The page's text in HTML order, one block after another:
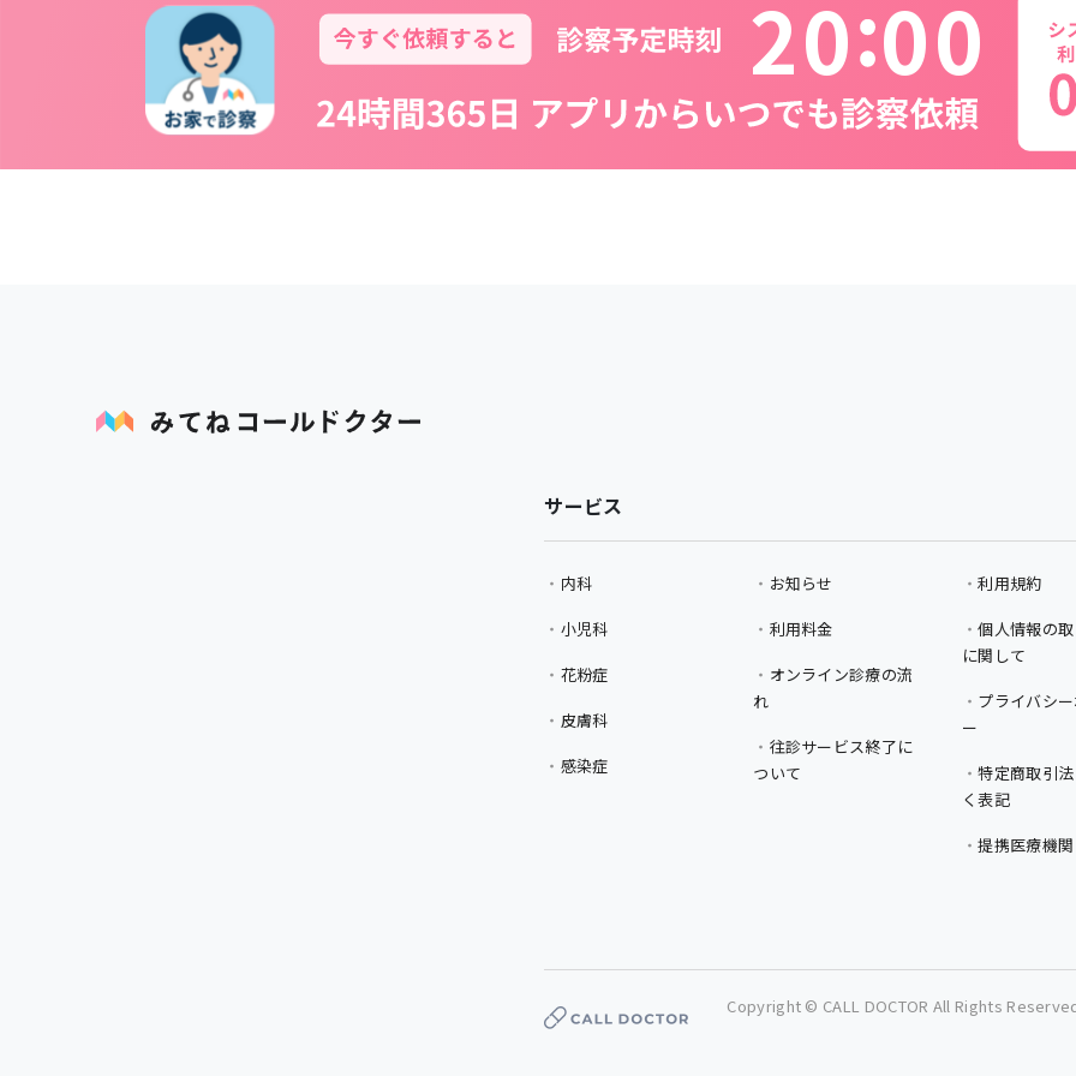
20 00
サービス
内科
小児科
花粉症
皮膚科
感染症
お知らせ
利用料金
オンライン診療の流
れ
往診サービス終了に
ついて
利用規約
個人情報の
に関して
プライバシ
ー
特定商取引
く表記
提携医療機関
Copyright © CALL DOCTOR All Rights